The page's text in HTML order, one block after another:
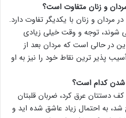
و زنان متفاوت است؟
در مردان و زنان با یکدیگر تفاوت دارد.
شوند، توجه و وقت خیلی زیادی
در حالی است که مردان بعد از
پذیر ترین نقاط خود را نیز به او
شدن کدام است؟
دستتان عرق کرد، ضربان قلبتان
به احتمال زیاد عاشق شده اید و